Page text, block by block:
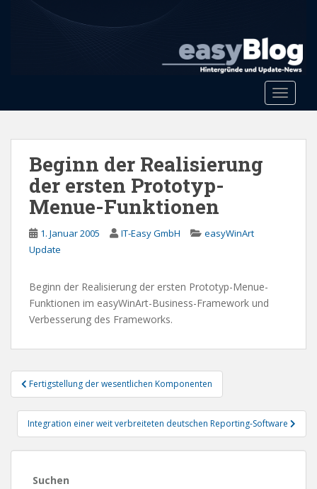
Toggle
Beginn der Realisierung
der ersten Prototyp-
Menue-Funktionen
1. Januar 2005 IT-Easy GmbH
easyWinArt
Update
Beginn der Realisierung der ersten Prototyp-Menue-
Funktionen im easyWinArt-Business-Framework und
Verbesserung des Frameworks.
Beitragsnavigation
Fertigstellung der wesentlichen Komponenten
Integration einer weit verbreiteten deutschen Reporting-Software
Suchen